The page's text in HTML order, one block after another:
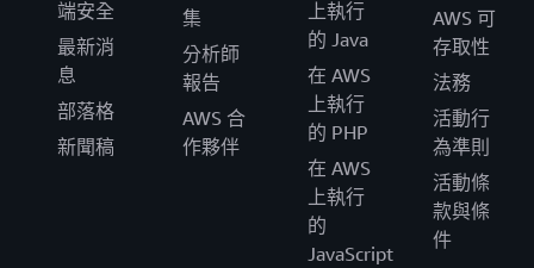
端安全
最新消
息
部落格
新聞稿
集
分析師
報告
AWS 合
作夥伴
上執行
的 Java
在 AWS
上執行
的 PHP
在 AWS
上執行
的
JavaScript
AWS 可
存取性
法務
活動行
為準則
活動條
款與條
件